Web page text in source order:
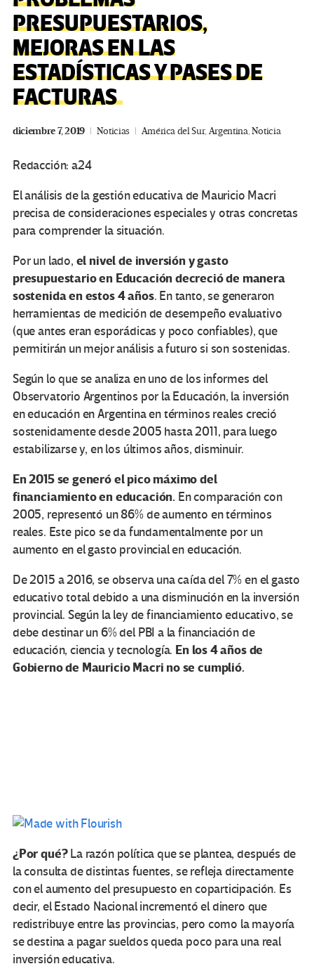
PRESUPUESTARIOS,
MEJORAS EN LAS
ESTADÍSTICAS Y PASES DE
FACTURAS
diciembre 7, 2019 Noticias América del Sur,Argentina,Noticia
Redacción: a24
El análisis de la gestión educativa de Mauricio Macri
precisa de consideraciones especiales y otras concretas
para comprender la situación.
Por un lado, el nivel de inversión y gasto
presupuestario en Educación decreció de manera
sostenida en estos 4 años. En tanto, se generaron
herramientas de medición de desempeño evaluativo
(que antes eran esporádicas y poco confiables), que
permitirán un mejor análisis a futuro si son sostenidas.
Según lo que se analiza en uno de los informes del
Observatorio Argentinos por la Educación, la inversión
en educación en Argentina en términos reales creció
sostenidamente desde 2005 hasta 2011, para luego
estabilizarse y, en los últimos años, disminuir.
En 2015 se generó el pico máximo del
financiamiento en educación. En comparación con
2005, representó un 86% de aumento en términos
reales. Este pico se da fundamentalmente por un
aumento en el gasto provincial en educación.
De 2015 a 2016, se observa una caída del 7% en el gasto
educativo total debido a una disminución en la inversión
provincial. Según la ley de financiamiento educativo, se
debe destinar un 6% del PBI a la financiación de
educación, ciencia y tecnología. En los 4 años de
Gobierno de Mauricio Macri no se cumplió.
¿Por qué?La razón política que se plantea, después de
la consulta de distintas fuentes, se refleja directamente
con el aumento del presupuesto en coparticipación. Es
decir, el Estado Nacional incrementó el dinero que
redistribuye entre las provincias, pero como la mayoría
se destina a pagar sueldos queda poco para una real
inversión educativa.